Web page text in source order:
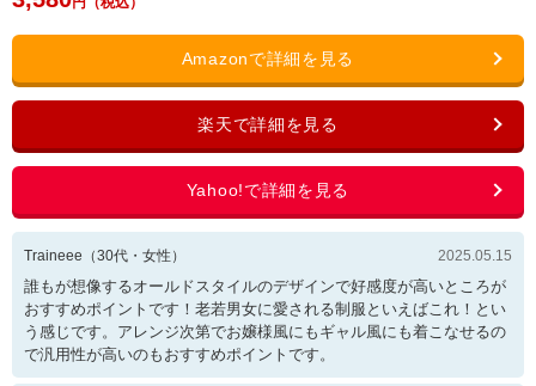
Traineee （30代・ 女性 ） 2025.05.15
誰もが想像するオールドスタイルのデザインで好感度が高いところが
おすすめポイントです！老若男女に愛される制服といえばこれ！とい
う感じです。アレンジ次第でお嬢様風にもギャル風にも着こなせるの
で汎用性が高いのもおすすめポイントです。